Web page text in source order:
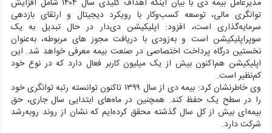
مدیرعامل بیمه دی با بیان اینکه اهداف کلیدی سال ۱۴۰۴ شامل افزایش
توانگری مالی، توسعه کسب‌وکار با رویکرد دیجیتال و ارتقای بازدهی
سرمایه‌گذاری است، افزود: اپلیکیشن دی‌دار در حال تبدیل به یک
سوپراپلیکیشن است و به‌زودی با دریافت مجوز های مربوطه، به‌عنوان
نخستین درگاه پرداخت اختصاصی در صنعت بیمه معرفی خواهد شد. این
اپلیکیشن هم‌اکنون بیش از یک میلیون کاربر فعال دارد که در نوع خود
کم‌نظیر است.
وی خاطرنشان کرد: بیمه دی از سال ۱۳۹۹ تاکنون توانسته رتبه توانگری خود
را در سطح یک حفظ کند. همچنین در ماه‌های ابتدایی سال جاری، حق
بیمه‌ای بیش از کل سال گذشته محقق کرده‌ایم که نشان از روند روبه‌رشد
شرکت دارد.